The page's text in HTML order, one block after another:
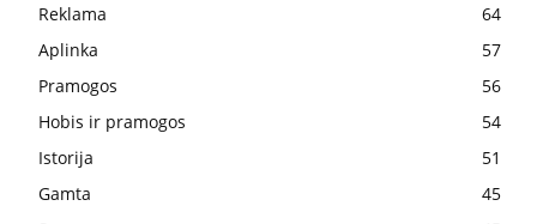
Reklama
64
Aplinka
57
Pramogos
56
Hobis ir pramogos
54
Istorija
51
Gamta
45